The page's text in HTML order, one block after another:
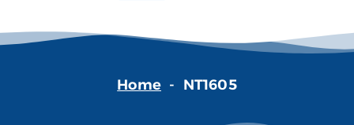
Home - NT1605